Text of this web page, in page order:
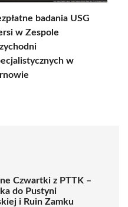
badania USG
w Zespole
w
Czwartki z PTTK –
do Pustyni
i Ruin Zamku